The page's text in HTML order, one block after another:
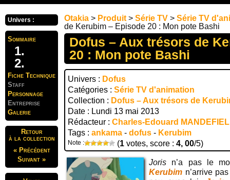
Univers :
Sommaire
Fiche Technique
Staff
Personnage
Entreprise
Galerie
Retour
à la collection
« Précédent
Suivant »
Otakia > Produit > Série TV > Série TV
de Kerubim – Episode 20 : Mon pote Bashi
Dofus – Aux trésors de
20 : Mon pote Bashi
Univers : Dofus
Catégories : Série TV d'animation
Collection : Dofus – Aux trésors de
Date : Lundi 13 mai 2013
Rédacteur : Charles-Edouard
Tags : ankama - dofus - Kerubim
Note : (1 votes, score : 4, 00/5)
Joris n’a pas le
Kerubim n’arrive